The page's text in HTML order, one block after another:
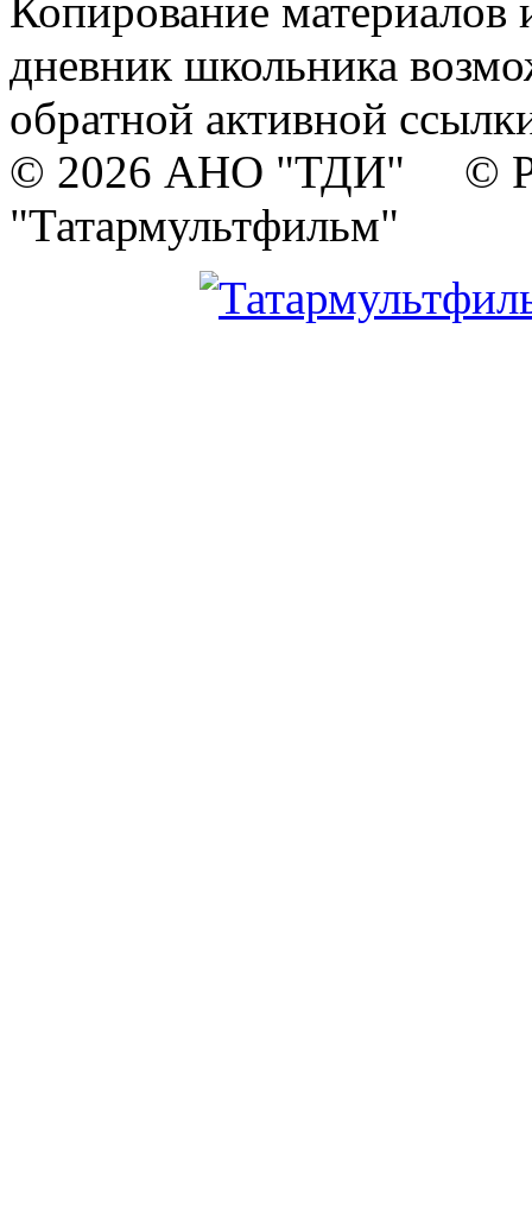
Копирование материалов
дневник школьника
обратной активной
© 2026 АНО "ТДИ" ©
"Татармультфильм"